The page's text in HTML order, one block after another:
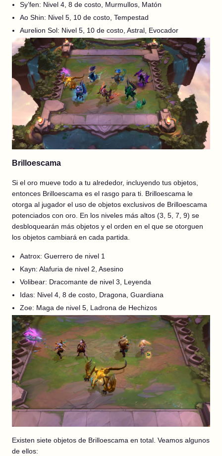
Sy’fen: Nivel 4, 8 de costo, Murmullos, Matón
Ao Shin: Nivel 5, 10 de costo, Tempestad
Aurelion Sol: Nivel 5, 10 de costo, Astral, Evocador
Brilloescama
Si el oro mueve todo a tu alrededor, incluyendo tus objetos,
entonces Brilloescama es el rasgo para ti. Brilloescama le
otorga al jugador el uso de objetos exclusivos de Brilloescama
potenciados con oro. En los niveles más altos (3, 5, 7, 9) se
desbloquearán más objetos y el orden en el que se otorguen
los objetos cambiará en cada partida.
Aatrox: Guerrero de nivel 1
Kayn: Alafuria de nivel 2, Asesino
Volibear: Dracomante de nivel 3, Leyenda
Idas: Nivel 4, 8 de costo, Dragona, Guardiana
Zoe: Maga de nivel 5, Ladrona de Hechizos
Existen siete objetos de Brilloescama en total. Veamos algunos
de ellos: